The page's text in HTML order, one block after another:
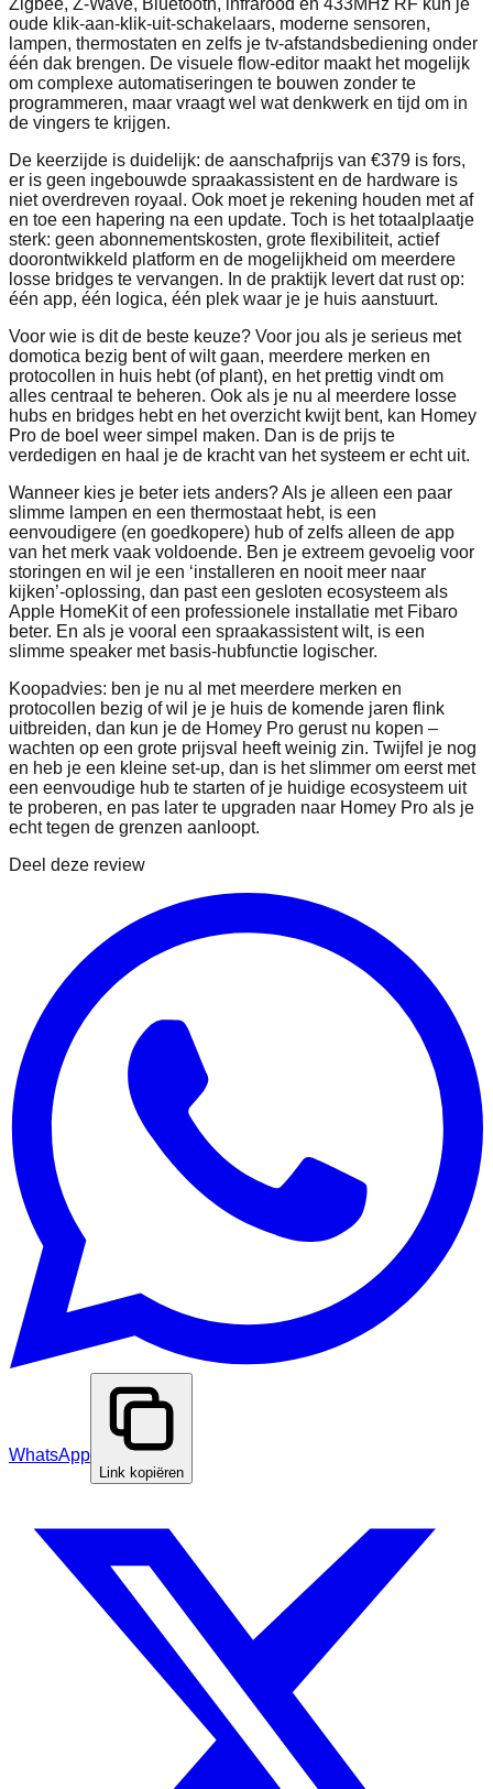
Zigbee, Z‑Wave, Bluetooth, infrarood en 433MHz RF kun je
oude klik‑aan‑klik‑uit‑schakelaars, moderne sensoren,
lampen, thermostaten en zelfs je tv‑afstandsbediening onder
één dak brengen. De visuele flow‑editor maakt het mogelijk
om complexe automatiseringen te bouwen zonder te
programmeren, maar vraagt wel wat denkwerk en tijd om in
de vingers te krijgen.
De keerzijde is duidelijk: de aanschafprijs van €379 is fors,
er is geen ingebouwde spraakassistent en de hardware is
niet overdreven royaal. Ook moet je rekening houden met af
en toe een hapering na een update. Toch is het totaalplaatje
sterk: geen abonnementskosten, grote flexibiliteit, actief
doorontwikkeld platform en de mogelijkheid om meerdere
losse bridges te vervangen. In de praktijk levert dat rust op:
één app, één logica, één plek waar je je huis aanstuurt.
Voor wie is dit de beste keuze? Voor jou als je serieus met
domotica bezig bent of wilt gaan, meerdere merken en
protocollen in huis hebt (of plant), en het prettig vindt om
alles centraal te beheren. Ook als je nu al meerdere losse
hubs en bridges hebt en het overzicht kwijt bent, kan Homey
Pro de boel weer simpel maken. Dan is de prijs te
verdedigen en haal je de kracht van het systeem er echt uit.
Wanneer kies je beter iets anders? Als je alleen een paar
slimme lampen en een thermostaat hebt, is een
eenvoudigere (en goedkopere) hub of zelfs alleen de app
van het merk vaak voldoende. Ben je extreem gevoelig voor
storingen en wil je een ‘installeren en nooit meer naar
kijken’-oplossing, dan past een gesloten ecosysteem als
Apple HomeKit of een professionele installatie met Fibaro
beter. En als je vooral een spraakassistent wilt, is een
slimme speaker met basis‑hubfunctie logischer.
Koopadvies: ben je nu al met meerdere merken en
protocollen bezig of wil je je huis de komende jaren flink
uitbreiden, dan kun je de Homey Pro gerust nu kopen –
wachten op een grote prijsval heeft weinig zin. Twijfel je nog
en heb je een kleine set‑up, dan is het slimmer om eerst met
een eenvoudige hub te starten of je huidige ecosysteem uit
te proberen, en pas later te upgraden naar Homey Pro als je
echt tegen de grenzen aanloopt.
Deel deze review
WhatsApp
Link kopiëren